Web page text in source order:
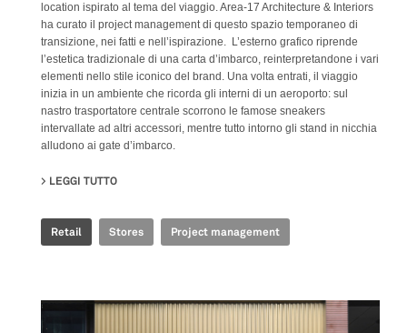
location ispirato al tema del viaggio. Area-17 Architecture & Interiors
ha curato il project management di questo spazio temporaneo di
transizione, nei fatti e nell’ispirazione. L’esterno grafico riprende
l’estetica tradizionale di una carta d’imbarco, reinterpretandone i vari
elementi nello stile iconico del brand. Una volta entrati, il viaggio
inizia in un ambiente che ricorda gli interni di un aeroporto: sul
nastro trasportatore centrale scorrono le famose sneakers
intervallate ad altri accessori, mentre tutto intorno gli stand in nicchia
alludono ai gate d’imbarco.
LEGGI TUTTO
Retail Stores Project management